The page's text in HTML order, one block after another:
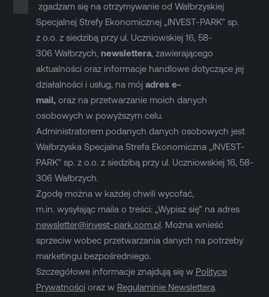
zgadzam się na otrzymywanie od Wałbrzyskiej
Specjalnej Strefy Ekonomicznej „INVEST-PARK” sp.
z o.o. z siedzibą przy ul. Uczniowskiej 16, 58-
306 Wałbrzych, newslettera, zawierającego
aktualności oraz informacje handlowe dotyczące jej
działalności i usług, na mój adres e-
mail, oraz na przetwarzanie moich danych
osobowych w powyższym celu.
Administratorem podanych danych osobowych jest
Wałbrzyska Specjalna Strefa Ekonomiczna „INVEST-
PARK” sp. z o.o. z siedzibą przy ul. Uczniowskiej 16, 58-
306 Wałbrzych.
Zgodę można w każdej chwili wycofać,
m.in. wysyłając maila o treści: „Wypisz się” na adres
newsletter@invest-park.com.pl. Można wnieść
sprzeciw wobec przetwarzania danych na potrzeby
marketingu bezpośredniego.
Szczegółowe informacje znajdują się w Polityce
Prywatności oraz w Regulaminie Newslettera.